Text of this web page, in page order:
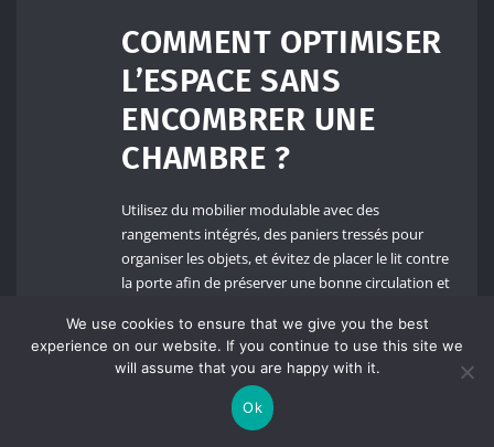
COMMENT OPTIMISER
L’ESPACE SANS
ENCOMBRER UNE
CHAMBRE ?
Utilisez du mobilier modulable avec des
rangements intégrés, des paniers tressés pour
organiser les objets, et évitez de placer le lit contre
la porte afin de préserver une bonne circulation et
EST-IL POSSIBLE DE
CRÉER UNE AMBIANCE
COSY AVEC UN PETIT
We use cookies to ensure that we give you the best
experience on our website. If you continue to use this site we
will assume that you are happy with it.
Ok